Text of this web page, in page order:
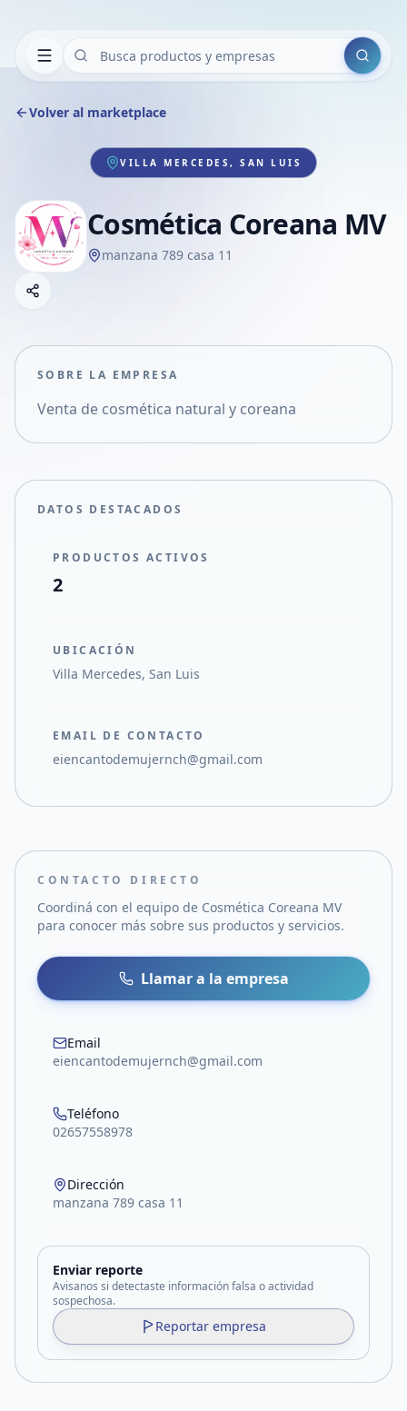
Buscar
Volver al marketplace
VILLA MERCEDES, SAN LUIS
Cosmética Coreana MV
manzana 789 casa 11
Compartir empresa
Compartir en X
SOBRE LA EMPRESA
Venta de cosmética natural y coreana
DATOS DESTACADOS
PRODUCTOS ACTIVOS
2
UBICACIÓN
Villa Mercedes, San Luis
EMAIL DE CONTACTO
eiencantodemujernch@gmail.com
CONTACTO DIRECTO
Coordiná con el equipo de Cosmética Coreana MV
para conocer más sobre sus productos y servicios.
Llamar a la empresa
Email
eiencantodemujernch@gmail.com
Teléfono
02657558978
Dirección
manzana 789 casa 11
Enviar reporte
Avisanos si detectaste información falsa o actividad
sospechosa.
Reportar empresa